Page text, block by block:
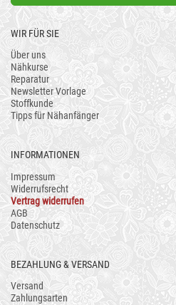
WIR FÜR SIE
Über uns
Nähkurse
Reparatur
Newsletter Vorlage
Stoffkunde
Tipps für Nähanfänger
INFORMATIONEN
Impressum
Widerrufsrecht
Vertrag widerrufen
AGB
Datenschutz
BEZAHLUNG & VERSAND
Versand
Zahlungsarten